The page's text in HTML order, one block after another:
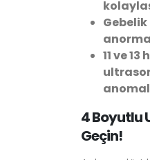
11 ve
4 Boyutlu
Geçin!